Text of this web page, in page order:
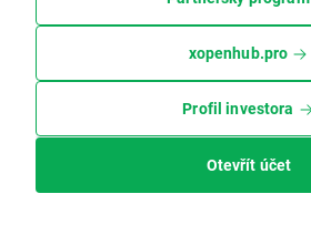
xopenhub.pro
Profil investora
Otevřít účet